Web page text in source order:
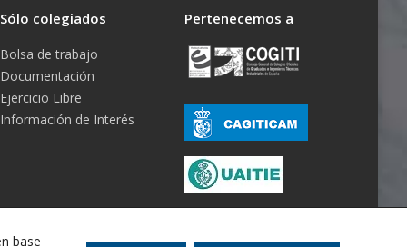
Sólo colegiados
Bolsa de trabajo
Documentación
Ejercicio Libre
Información de Interés
Pertenecemos a
base